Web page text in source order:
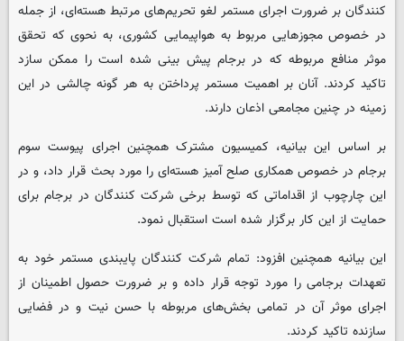
کنندگان بر ضرورت اجرای مستمر لغو تحریم‌های مرتبط هسته‌ای، از جمله
در خصوص مجوز‌هایی مربوط به هواپیمایی کشوری، به نحوی که تحقق
موثر منافع مربوطه که در برجام پیش بینی شده است را ممکن سازد
تاکید کردند. آنان بر اهمیت مستمر پرداختن به هر گونه چالشی در این
زمینه در چنین مجامعی اذعان دارند.
بر اساس این بیانیه، کمیسیون مشترک همچنین اجرای پیوست سوم
برجام در خصوص همکاری صلح آمیز هسته‌ای را مورد بحث قرار داد، و در
این چارچوب از اقداماتی که توسط برخی شرکت کنندگان در برجام برای
حمایت از این کار برگزار شده است استقبال نمود.
این بیانیه همچنین افزود: تمام شرکت کنندگان پایبندی مستمر خود به
تعهدات برجامی را مورد توجه قرار داده و بر ضرورت حصول اطمینان از
اجرای موثر آن در تمامی بخش‌های مربوطه با حسن نیت و در فضایی
سازنده تاکید کردند.